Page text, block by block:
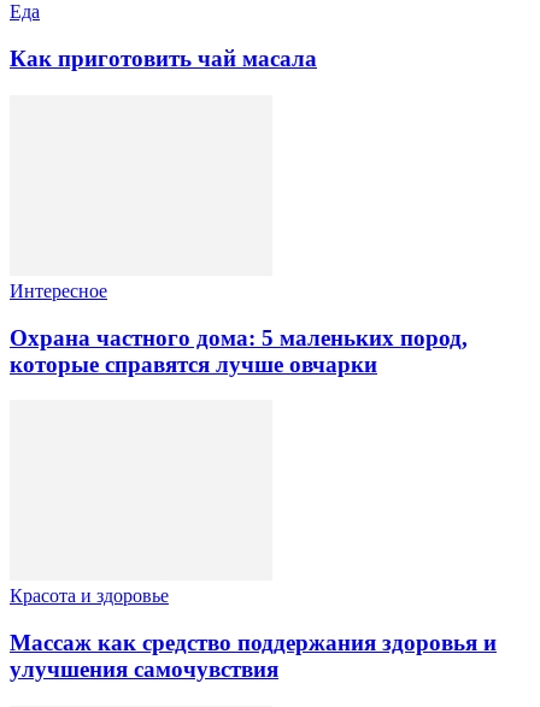
Еда
Как приготовить чай масала
Интересное
Охрана частного дома: 5 маленьких пород,
которые справятся лучше овчарки
Красота и здоровье
Массаж как средство поддержания здоровья и
улучшения самочувствия